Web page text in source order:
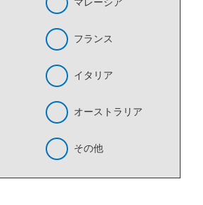
マレーシア
フランス
イタリア
オーストラリア
その他